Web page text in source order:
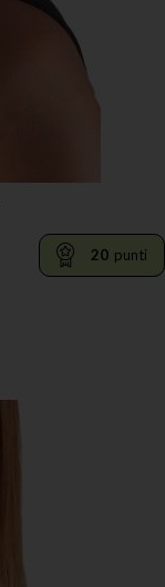
20 punti